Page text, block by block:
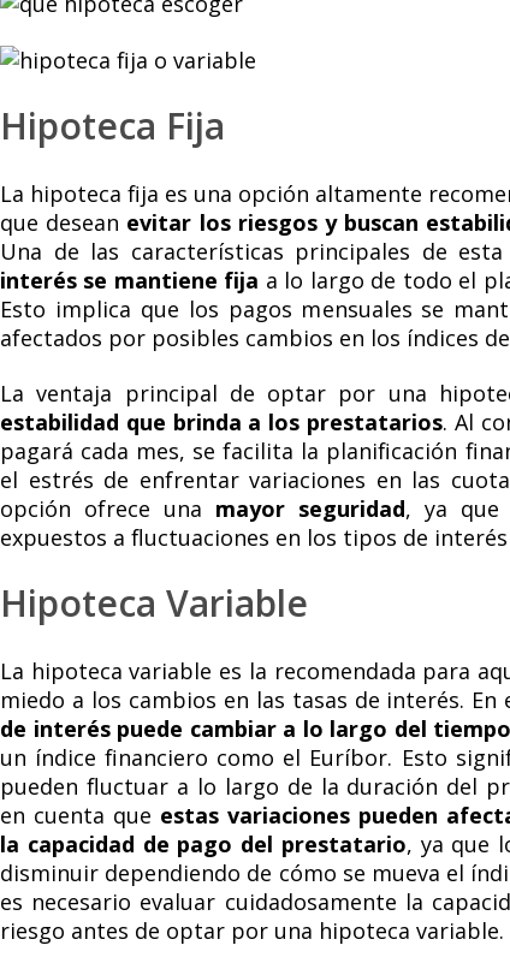
Hipoteca Fija
La hipoteca fija es una opción altamente
que desean evitar los riesgos y buscan
Una de las características principales de
interés se mantiene fija a lo largo de todo el
Esto implica que los pagos mensuales se
afectados por posibles cambios en los índices
La ventaja principal de optar por una
estabilidad que brinda a los prestatarios. Al
pagará cada mes, se facilita la planificación
el estrés de enfrentar variaciones en las
opción ofrece una mayor seguridad, ya que
expuestos a fluctuaciones en los tipos de
Hipoteca Variable
La hipoteca variable es la recomendada para
miedo a los cambios en las tasas de interés.
de interés puede cambiar a lo largo del tiempo
un índice financiero como el Euríbor. Esto
pueden fluctuar a lo largo de la duración del
en cuenta que estas variaciones pueden
la capacidad de pago del prestatario, ya que
disminuir dependiendo de cómo se mueva el
es necesario evaluar cuidadosamente la
riesgo antes de optar por una hipoteca variable.